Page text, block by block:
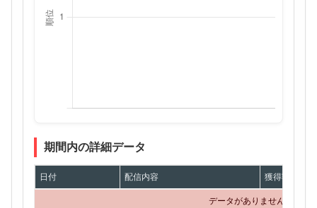
期間内の詳細データ
日付 配信内容 獲得額
データがありません